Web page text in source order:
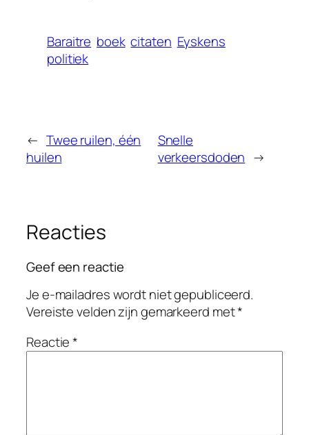
Baraitre boek citaten Eyskens
politiek
← Twee ruilen, één
huilen
Snelle
verkeersdoden →
Reacties
Geef een reactie
Je e-mailadres wordt niet gepubliceerd.
Vereiste velden zijn gemarkeerd met*
Reactie*